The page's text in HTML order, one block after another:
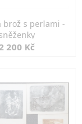
brož s perlami -
sněženky
200 Kč